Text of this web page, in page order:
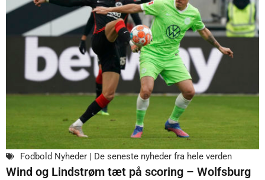
Fodbold Nyheder | De seneste nyheder fra hele verden
Wind og Lindstrøm tæt på scoring – Wolfsburg